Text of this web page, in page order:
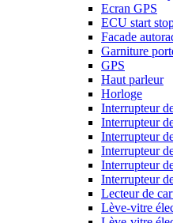
Ecran GPS
ECU start
Facade
Garniture
GPS
Haut parleur
Horloge
Interrupteur
Interrupteur
Interrupteur
Interrupteur
Interrupteur
Interrupteur
Lecteur de
Lève-vitre